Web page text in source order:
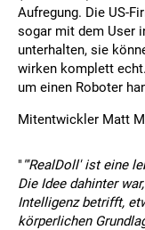
Aufregung. Die US-
sogar mit dem User
unterhalten, sie
wirken komplett
um einen Roboter
Mitentwickler Matt
" "'RealDoll' ist eine
Die Idee dahinter
Intelligenz betrifft,
körperlichen